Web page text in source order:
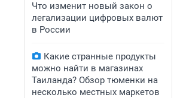
Что изменит новый закон о
легализации цифровых валют
в России
Какие странные продукты
можно найти в магазинах
Таиланда? Обзор тюменки на
несколько местных маркетов